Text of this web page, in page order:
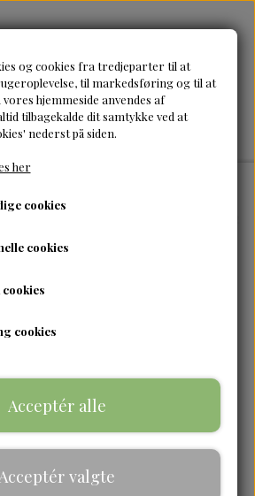
As I am
og cookies fra tredjeparter til at
til markedsføring og til at
hjemmeside anvendes af
tilbagekalde dit samtykke ved at
nederst på siden.
her
cookies
cookies
cookies
Acceptér alle
Acceptér valgte